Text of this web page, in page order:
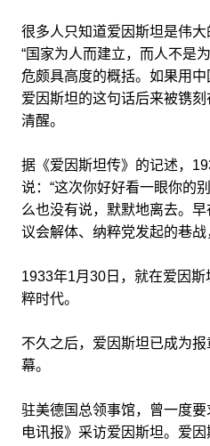
很多人只知道爱因斯坦是伟
“国家为人而建立，而人不是
危颇具高度的概括。如果用
爱因斯坦的这句话后来被镌
清醒。
据《爱因斯坦传》的记述，
说：“这次你好好看一眼你的
么也没有说，默默地离去。
议会解体、纳粹党发起的巷
1933年1月30日，就在爱因
粹时代。
不久之后，爱因斯坦已成为
幕。
驻美德国总领事馆，曾一度
电讯报》采访爱因斯坦。爱